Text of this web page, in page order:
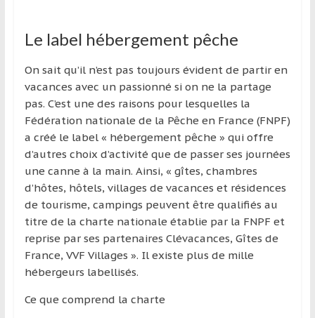
Le label hébergement pêche
On sait qu’il n’est pas toujours évident de partir en
vacances avec un passionné si on ne la partage
pas. C’est une des raisons pour lesquelles la
Fédération nationale de la Pêche en France (FNPF)
a créé le label « hébergement pêche » qui offre
d’autres choix d’activité que de passer ses journées
une canne à la main. Ainsi, « gîtes, chambres
d’hôtes, hôtels, villages de vacances et résidences
de tourisme, campings peuvent être qualifiés au
titre de la charte nationale établie par la FNPF et
reprise par ses partenaires Clévacances, Gîtes de
France, VVF Villages ». Il existe plus de mille
hébergeurs labellisés.
Ce que comprend la charte